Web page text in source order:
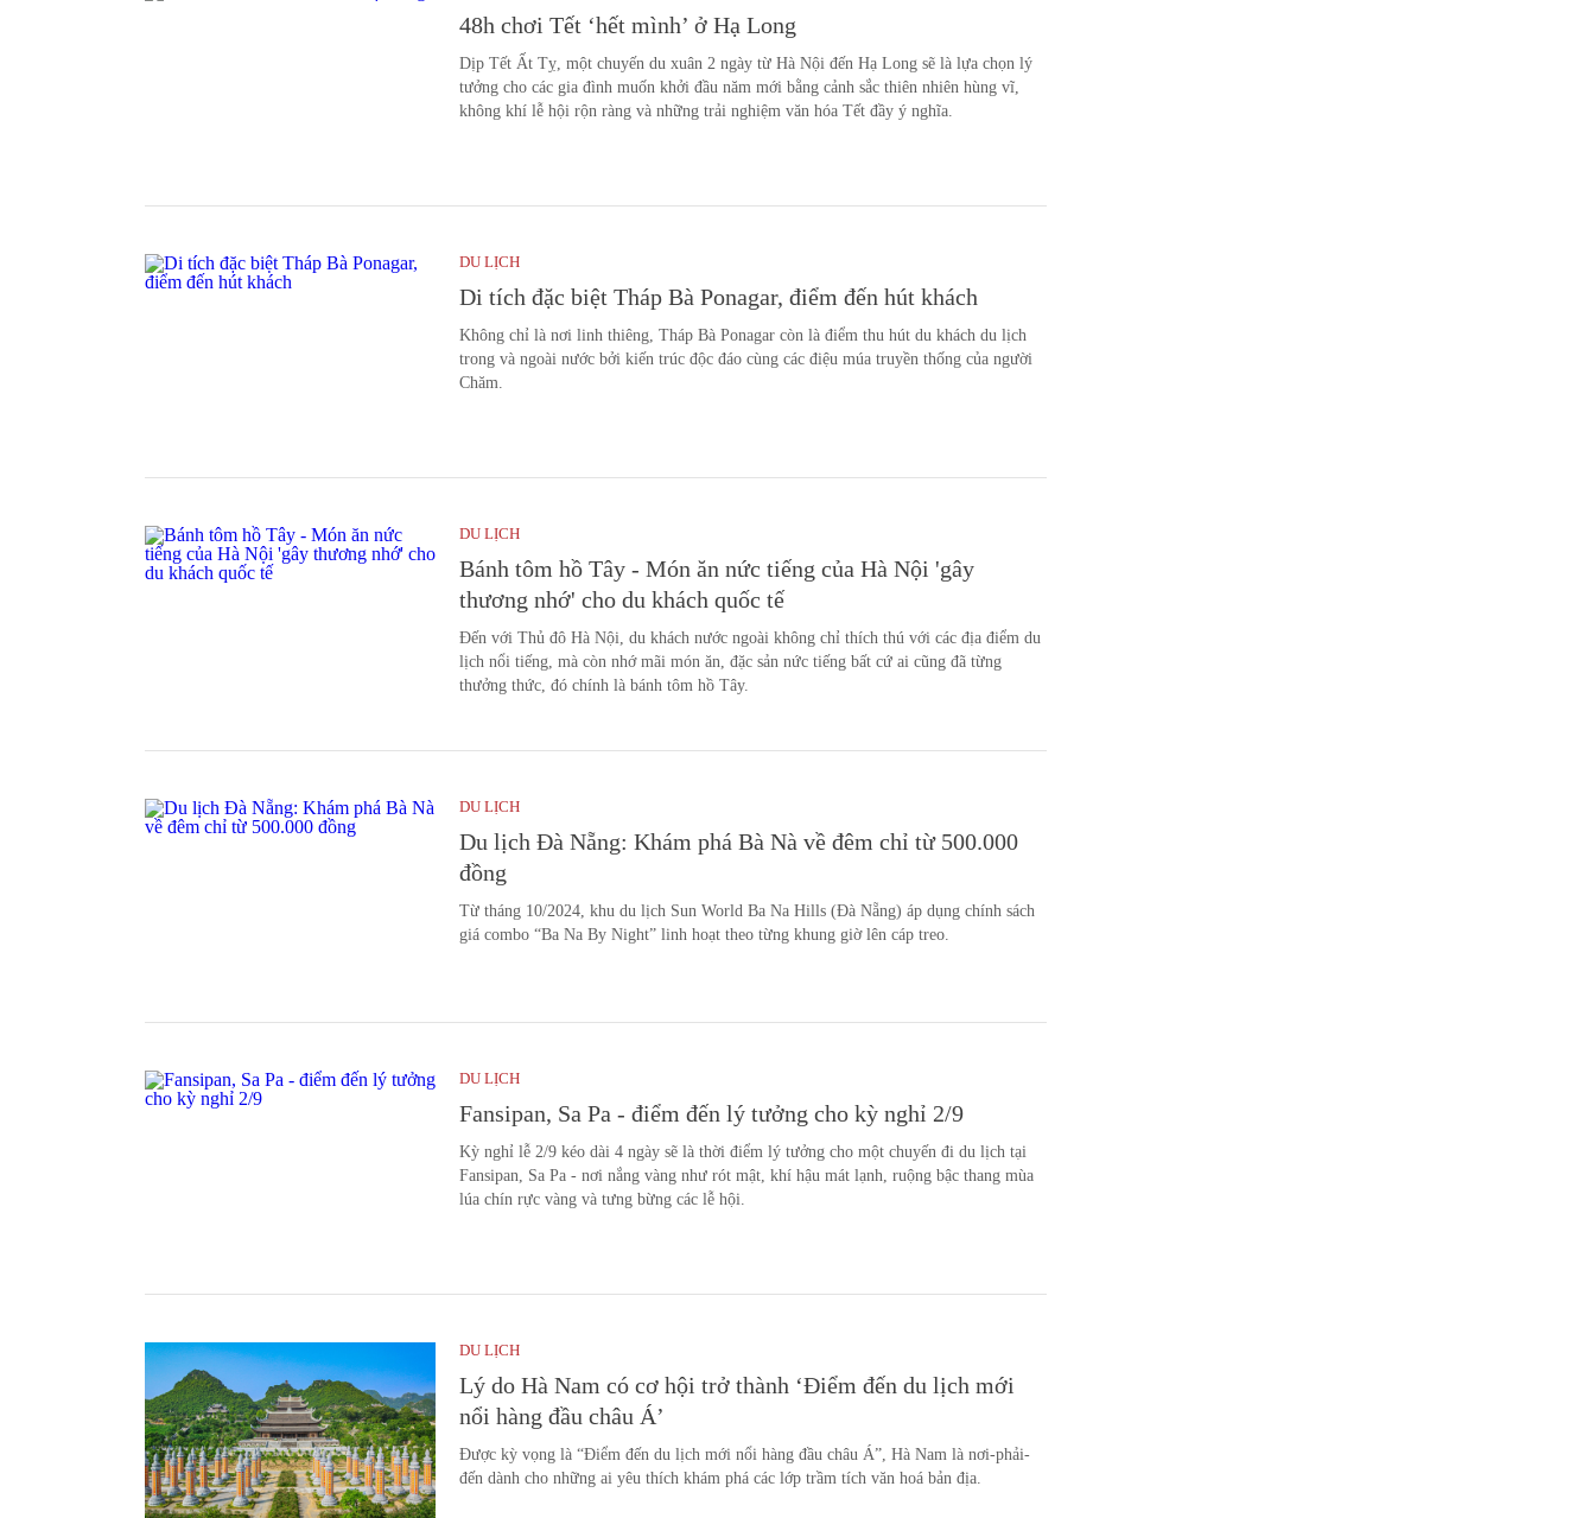
48h chơi Tết ‘hết mình’ ở Hạ Long
Dịp Tết Ất Tỵ, một chuyến du xuân 2 ngày từ Hà Nội đến Hạ Long sẽ là lựa chọn lý
tưởng cho các gia đình muốn khởi đầu năm mới bằng cảnh sắc thiên nhiên hùng vĩ,
không khí lễ hội rộn ràng và những trải nghiệm văn hóa Tết đầy ý nghĩa.
DU LỊCH
Di tích đặc biệt Tháp Bà Ponagar, điểm đến hút khách
Không chỉ là nơi linh thiêng, Tháp Bà Ponagar còn là điểm thu hút du khách du lịch
trong và ngoài nước bởi kiến trúc độc đáo cùng các điệu múa truyền thống của người
Chăm.
DU LỊCH
Bánh tôm hồ Tây - Món ăn nức tiếng của Hà Nội 'gây
thương nhớ' cho du khách quốc tế
Đến với Thủ đô Hà Nội, du khách nước ngoài không chỉ thích thú với các địa điểm du
lịch nổi tiếng, mà còn nhớ mãi món ăn, đặc sản nức tiếng bất cứ ai cũng đã từng
thưởng thức, đó chính là bánh tôm hồ Tây.
DU LỊCH
Du lịch Đà Nẵng: Khám phá Bà Nà về đêm chỉ từ 500.000
đồng
Từ tháng 10/2024, khu du lịch Sun World Ba Na Hills (Đà Nẵng) áp dụng chính sách
giá combo “Ba Na By Night” linh hoạt theo từng khung giờ lên cáp treo.
DU LỊCH
Fansipan, Sa Pa - điểm đến lý tưởng cho kỳ nghỉ 2/9
Kỳ nghỉ lễ 2/9 kéo dài 4 ngày sẽ là thời điểm lý tưởng cho một chuyến đi du lịch tại
Fansipan, Sa Pa - nơi nắng vàng như rót mật, khí hậu mát lạnh, ruộng bậc thang mùa
lúa chín rực vàng và tưng bừng các lễ hội.
DU LỊCH
Lý do Hà Nam có cơ hội trở thành ‘Điểm đến du lịch mới
nổi hàng đầu châu Á’
Được kỳ vọng là “Điểm đến du lịch mới nổi hàng đầu châu Á”, Hà Nam là nơi-phải-
đến dành cho những ai yêu thích khám phá các lớp trầm tích văn hoá bản địa.